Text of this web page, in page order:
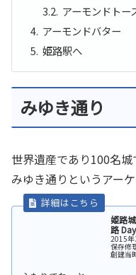
アーモンドト
アーモンドバター
姫路駅へ
みゆき通り
世界遺産であり100名城
みゆき通りというアー
姫路
路
2015年
保存修
創建当